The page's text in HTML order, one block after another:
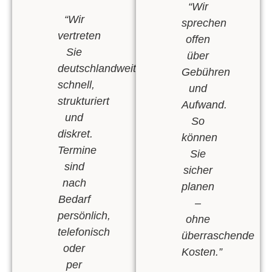
“Wir
vertreten
Sie
deutschlandweit:
schnell,
strukturiert
und
diskret.
Termine
sind
nach
Bedarf
persönlich,
telefonisch
oder
per
“Wir
sprechen
offen
über
Gebühren
und
Aufwand.
So
können
Sie
sicher
planen
–
ohne
überraschende
Kosten.”